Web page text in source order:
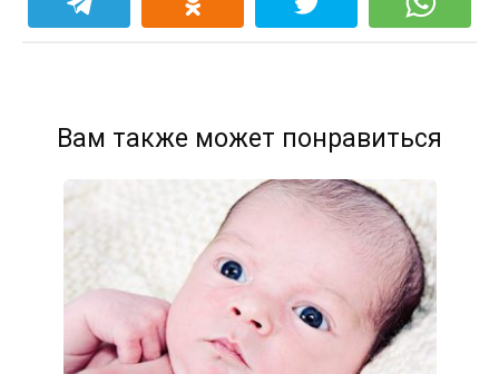
Вам также может понравиться